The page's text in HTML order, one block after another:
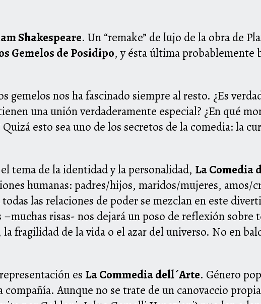
Shakespeare. Un “remake” de lujo de la obra de
Gemelos de Posidipo, y ésta última probablemente
gemelos nos ha fascinado siempre al resto. ¿Es
una unión verdaderamente especial? ¿En qué
esto sea uno de los secretos de la comedia: la
tema de la identidad y la personalidad, La Comedia
humanas: padres/hijos, maridos/mujeres, amos/
las relaciones de poder se mezclan en este
risas- nos dejará un poso de reflexión sobre
fragilidad de la vida o el azar del universo. No en
es La Commedia dell´Arte. Género
compañía. Aunque no se trate de un canovaccio